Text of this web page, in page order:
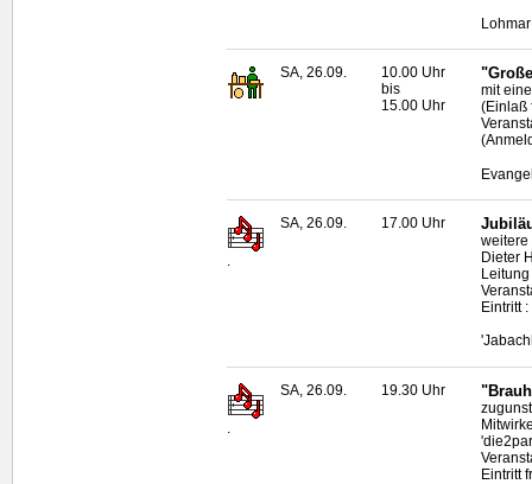
Lohmar
SA, 26.09.
10.00 Uhr
bis
15.00 Uhr
mit
(Einlaß
.
SA, 26.09. 17.00 Uhr
weitere
Dieter
Eintritt
SA, 26.09. 19.30 Uhr
Eintritt